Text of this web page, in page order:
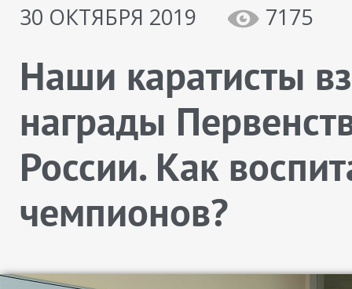
30 ОКТЯБРЯ 2019
7175
Наши каратисты
награды
России. Как
чемпионов?